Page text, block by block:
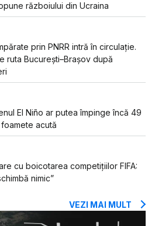
războiului din Ucraina
prin PNRR intră în circulație.
ruta București–Brașov după
El Niño ar putea împinge încă 49
acută
cu boicotarea competițiilor FIFA:
nimic”
VEZI MAI MULT